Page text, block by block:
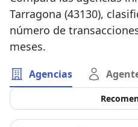
Tarragona (43130),
número de
meses.
Agencias